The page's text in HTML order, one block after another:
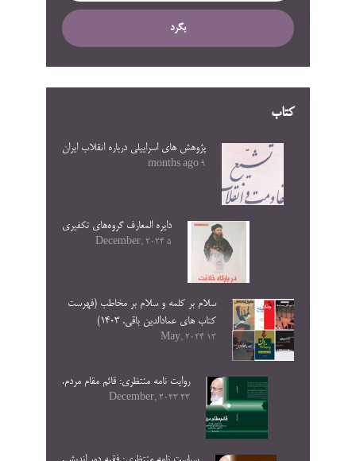
بگرد
کتاب
پژوهش های اسراییلی درباره انقلاب ایران
9 months ago
دایره المعارف گروه‌های تکفیری
5 December, 2024
سلام بر کلمه و سلام بر مخاطب (فهرست
کتاب های عمادالدین باقی. ۱۴۰۳)
13 May, 2024
روایت نامه منتظری: قائم مقام مردم.
23 December, 2023